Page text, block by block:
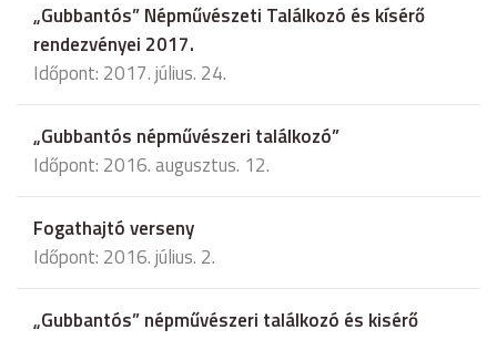
„Gubbantós” Népművészeti Találkozó és kísérő
rendezvényei 2017.
Időpont: 2017. július. 24.
„Gubbantós népművészeri találkozó”
Időpont: 2016. augusztus. 12.
Fogathajtó verseny
Időpont: 2016. július. 2.
„Gubbantós” népművészeri találkozó és kisérő